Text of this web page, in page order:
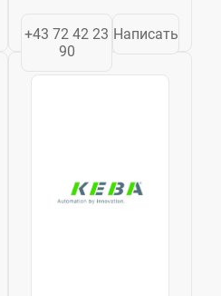
позиции в
области
лазерных
технологий.
разрабатывает,
производит...
+43 72 42 23
90
Написать